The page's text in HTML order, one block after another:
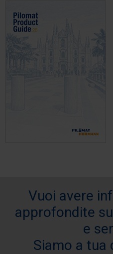
Vuoi avere
approfondite
e
Siamo a tua